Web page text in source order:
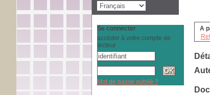
A
Se connecter
accéder à votre compte de
lecteur
Mot de passe oublié ?